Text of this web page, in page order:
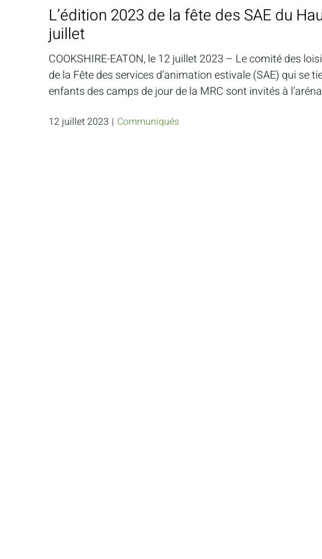
L’édition 2023 de la fête des SAE du
juillet
COOKSHIRE-EATON, le 12 juillet 2023 – Le comité des
de la Fête des services d’animation estivale (SAE) qui se
enfants des camps de jour de la MRC sont invités à
12 juillet 2023 | Communiqués